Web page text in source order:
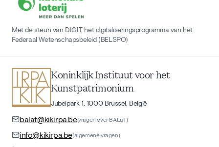
Met de steun van DIGIT, het digitaliseringsprogramma van het
Federaal Wetenschapsbeleid (BELSPO)
Koninklijk Instituut voor het
Kunstpatrimonium
Jubelpark 1, 1000 Brussel, België
balat@kikirpa.be(vragen over BALaT)
info@kikirpa.be(algemene vragen)